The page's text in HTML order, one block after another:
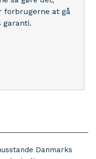
forbrugerne at gå
garanti.
Danmarks